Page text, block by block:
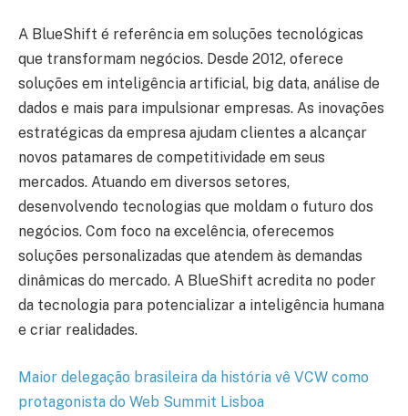
A BlueShift é referência em soluções tecnológicas
que transformam negócios. Desde 2012, oferece
soluções em inteligência artificial, big data, análise de
dados e mais para impulsionar empresas. As inovações
estratégicas da empresa ajudam clientes a alcançar
novos patamares de competitividade em seus
mercados. Atuando em diversos setores,
desenvolvendo tecnologias que moldam o futuro dos
negócios. Com foco na excelência, oferecemos
soluções personalizadas que atendem às demandas
dinâmicas do mercado. A BlueShift acredita no poder
da tecnologia para potencializar a inteligência humana
e criar realidades.
Maior delegação brasileira da história vê VCW como
protagonista do Web Summit Lisboa